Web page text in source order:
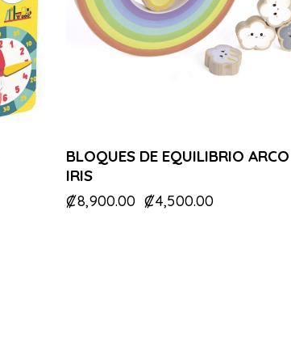
BLOQUES DE EQUILIBRIO ARCO
IRIS
₡8,900.00 ₡4,500.00